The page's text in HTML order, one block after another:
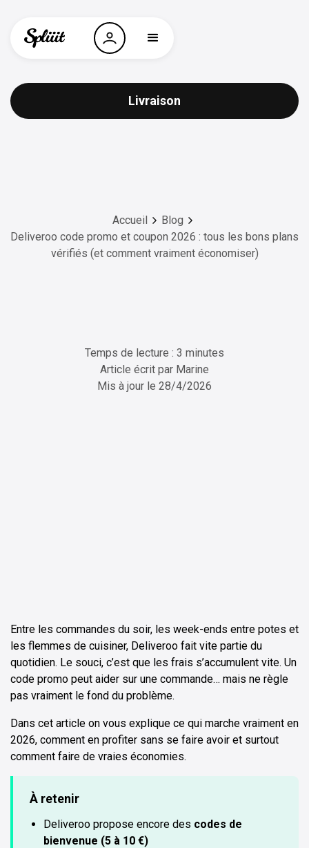
Livraison
Accueil
Blog
Deliveroo code promo et coupon 2026 : tous les bons plans
vérifiés (et comment vraiment économiser)
Temps de lecture : 3 minutes
Article écrit par Marine
Mis à jour le 28/4/2026
Entre les commandes du soir, les week-ends entre potes et
les flemmes de cuisiner, Deliveroo fait vite partie du
quotidien. Le souci, c’est que les frais s’accumulent vite. Un
code promo peut aider sur une commande… mais ne règle
pas vraiment le fond du problème.
Dans cet article on vous explique ce qui marche vraiment en
2026, comment en profiter sans se faire avoir et surtout
comment faire de vraies économies.
À retenir
Deliveroo propose encore des codes de
bienvenue (5 à 10 €)